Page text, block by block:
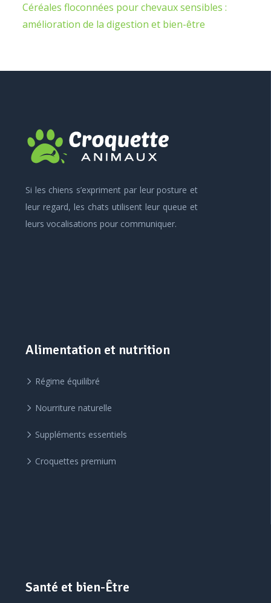
Céréales floconnées pour chevaux sensibles :
amélioration de la digestion et bien-être
Si les chiens s’expriment par leur posture et
leur regard, les chats utilisent leur queue et
leurs vocalisations pour communiquer.
Alimentation et nutrition
Régime équilibré
Nourriture naturelle
Suppléments essentiels
Croquettes premium
Santé et bien-Être